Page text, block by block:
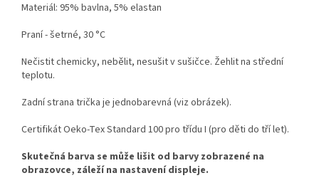
Materiál: 95% bavlna, 5% elastan
Praní - šetrné, 30 °C
Nečistit chemicky, nebělit, nesušit v sušičce. Žehlit na střední
teplotu.
Zadní strana trička je jednobarevná (viz obrázek).
Certifikát Oeko-Tex Standard 100 pro třídu I (pro děti do tří let).
Skutečná barva se může lišit od barvy zobrazené na
obrazovce, záleží na nastavení displeje.